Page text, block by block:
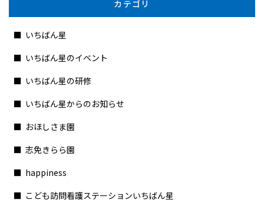
カテゴリ
いちばん星
いちばん星のイベント
いちばん星の研修
いちばん星からのお知らせ
おほしさま園
志免きらら園
happiness
こども訪問看護ステーションいちばん星